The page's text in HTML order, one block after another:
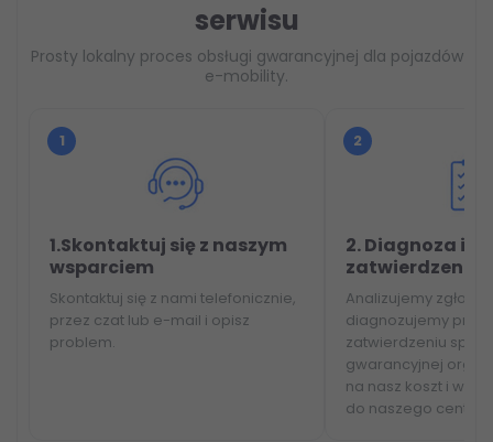
serwisu
Prosty lokalny proces obsługi gwarancyjnej dla pojazdów
e-mobility.
1
1.Skontaktuj się z naszym
wsparciem
Skontaktuj się z nami telefonicznie,
przez czat lub e-mail i opisz
problem.
2
2. Diagnoza i
zatwierdzenie
Analizujemy
diagnozujemy
zatwierdzeniu
gwarancyjnej
na nasz koszt i
do naszego